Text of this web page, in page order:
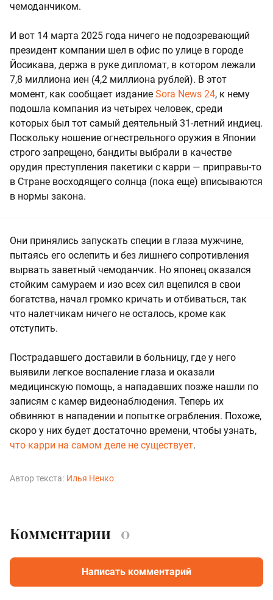
чемоданчиком.
И вот 14 марта 2025 года ничего не подозревающий
президент компании шел в офис по улице в городе
Йосикава, держа в руке дипломат, в котором лежали
7,8 миллиона иен (4,2 миллиона рублей). В этот
момент, как сообщает издание Sora News 24, к нему
подошла компания из четырех человек, среди
которых был тот самый деятельный 31-летний индиец.
Поскольку ношение огнестрельного оружия в Японии
строго запрещено, бандиты выбрали в качестве
орудия преступления пакетики с карри — приправы-то
в Стране восходящего солнца (пока еще) вписываются
в нормы закона.
Они принялись запускать специи в глаза мужчине,
пытаясь его ослепить и без лишнего сопротивления
вырвать заветный чемоданчик. Но японец оказался
стойким самураем и изо всех сил вцепился в свои
богатства, начал громко кричать и отбиваться, так
что налетчикам ничего не осталось, кроме как
отступить.
Пострадавшего доставили в больницу, где у него
выявили легкое воспаление глаза и оказали
медицинскую помощь, а нападавших позже нашли по
записям с камер видеонаблюдения. Теперь их
обвиняют в нападении и попытке ограбления. Похоже,
скоро у них будет достаточно времени, чтобы узнать,
что карри на самом деле не существует.
Автор текста: Илья Ненко
Комментарии 0
Написать комментарий